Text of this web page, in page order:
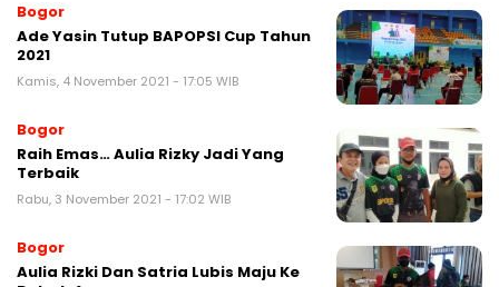
Bogor
Ade Yasin Tutup BAPOPSI Cup Tahun
2021
Kamis, 4 November 2021 - 17:05 WIB
Bogor
Raih Emas… Aulia Rizky Jadi Yang
Terbaik
Rabu, 3 November 2021 - 17:02 WIB
Bogor
Aulia Rizki Dan Satria Lubis Maju Ke